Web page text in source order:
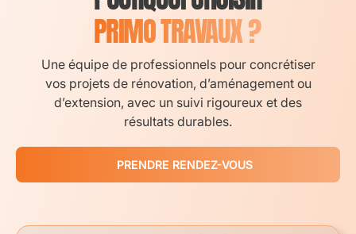
PRIMO TRAVAUX ?
Une équipe de professionnels pour concrétiser
vos projets de rénovation, d’aménagement ou
d’extension, avec un suivi rigoureux et des
résultats durables.
PRENDRE RENDEZ-VOUS